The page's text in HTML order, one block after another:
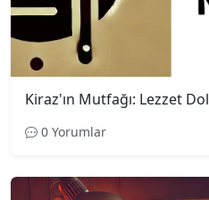
Kiraz'ın Mutfağı: Lezzet
0 Yorumlar